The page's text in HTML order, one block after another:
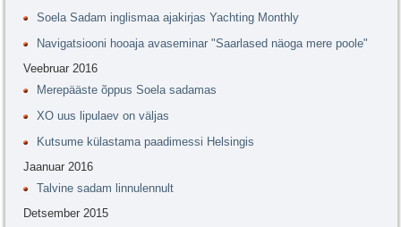
Soela Sadam inglismaa ajakirjas Yachting Monthly
Navigatsiooni hooaja avaseminar "Saarlased näoga mere poole"
Veebruar 2016
Merepääste õppus Soela sadamas
XO uus lipulaev on väljas
Kutsume külastama paadimessi Helsingis
Jaanuar 2016
Talvine sadam linnulennult
Detsember 2015